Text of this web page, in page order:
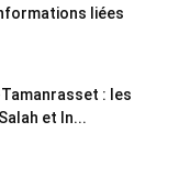
liées
: les
et In...